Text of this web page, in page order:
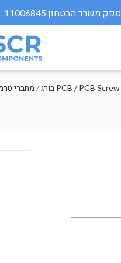
מחברי / בורג PCB / PCB Screw